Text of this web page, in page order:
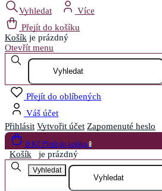
Vyhledat
Více
Přejít do košíku
Košík je prázdný
Otevřít menu
Přejít do oblíbených
Váš účet
Přihlásit Vytvořit účet Zapomenuté heslo
0 Kč Přejít do košíku 0
Košík je prázdný
Vyhledat